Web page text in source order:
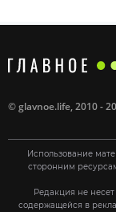
©glavnoe.life, 2010 -
Использование
сторонним
Редакция не
содержащейся в